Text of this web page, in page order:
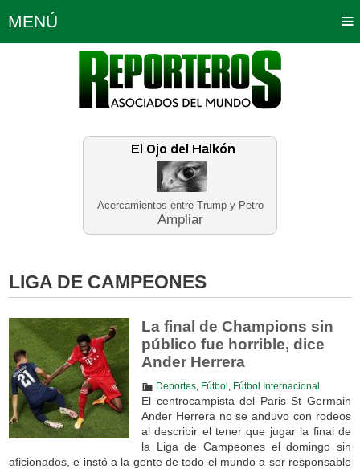
Acercamientos entre Trump y Petro
Ampliar
MENÚ
Política Opinión Bogotá
Planeta Tierra Deportes
Educación Neira
LIGA DE CAMPEONES
La final de Champions sin
público fue horrible, dice
Ander Herrera
Deportes, Fútbol Fútbol Internacional
El centrocampista del Paris St Germain
Ander Herrera no se anduvo con rodeos
al describir el tener que jugar la final de
la Liga de Campeones el domingo sin
aficionados, e instó a la gente de todo el mundo a ser responsable